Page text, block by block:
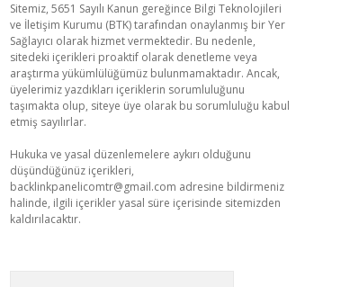
Sitemiz, 5651 Sayılı Kanun gereğince Bilgi Teknolojileri
ve İletişim Kurumu (BTK) tarafından onaylanmış bir Yer
Sağlayıcı olarak hizmet vermektedir. Bu nedenle,
sitedeki içerikleri proaktif olarak denetleme veya
araştırma yükümlülüğümüz bulunmamaktadır. Ancak,
üyelerimiz yazdıkları içeriklerin sorumluluğunu
taşımakta olup, siteye üye olarak bu sorumluluğu kabul
etmiş sayılırlar.
Hukuka ve yasal düzenlemelere aykırı olduğunu
düşündüğünüz içerikleri,
backlinkpanelicomtr@gmail.com adresine bildirmeniz
halinde, ilgili içerikler yasal süre içerisinde sitemizden
kaldırılacaktır.